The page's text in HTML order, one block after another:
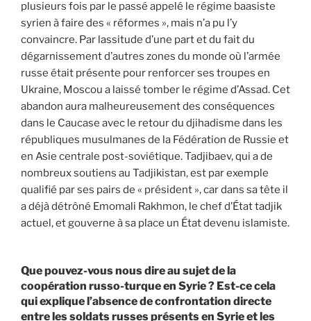
plusieurs fois par le passé appelé le régime baasiste
syrien à faire des « réformes », mais n’a pu l’y
convaincre. Par lassitude d’une part et du fait du
dégarnissement d’autres zones du monde où l’armée
russe était présente pour renforcer ses troupes en
Ukraine, Moscou a laissé tomber le régime d’Assad. Cet
abandon aura malheureusement des conséquences
dans le Caucase avec le retour du djihadisme dans les
républiques musulmanes de la Fédération de Russie et
en Asie centrale post-soviétique. Tadjibaev, qui a de
nombreux soutiens au Tadjikistan, est par exemple
qualifié par ses pairs de « président », car dans sa tête il
a déjà détrôné Emomali Rakhmon, le chef d’État tadjik
actuel, et gouverne à sa place un État devenu islamiste.
Que pouvez-vous nous dire au sujet de la
coopération russo-turque en Syrie ? Est-ce cela
qui explique l’absence de confrontation directe
entre les soldats russes présents en Syrie et les